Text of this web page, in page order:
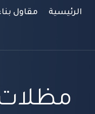
الرئيسية مقاول
مظلات